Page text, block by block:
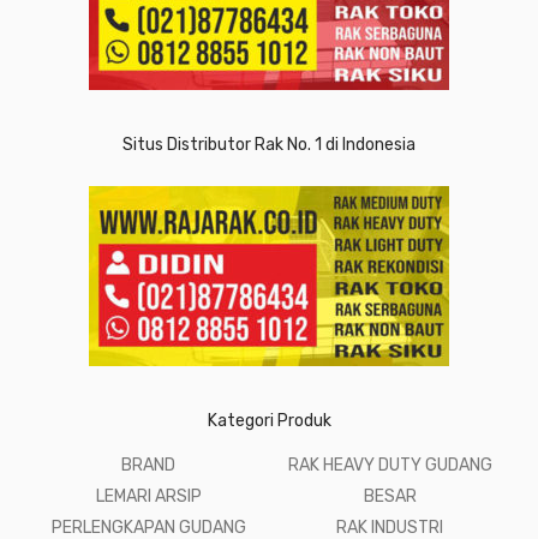
Situs Distributor Rak No. 1 di Indonesia
Kategori Produk
BRAND
LEMARI ARSIP
PERLENGKAPAN GUDANG
RAK HEAVY DUTY GUDANG
BESAR
RAK INDUSTRI